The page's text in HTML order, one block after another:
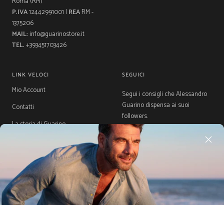
P.IVA12442991001 | REARM -
1375206
MAIL: info@guarinostore.it
TEL.+393451703426
LINK VELOCI
Mio Account
Contatti
La storia di Guarino
Guida Taglie
Acquista ora, Paga dopo con
Klarna
SEGUICI
Segui i consigli che Alessandro
Guarino dispensa ai suoi
followers.